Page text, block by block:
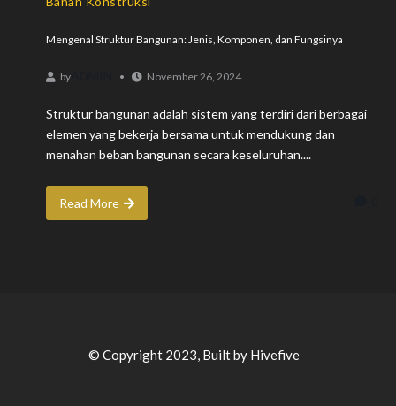
Mengenal Struktur Bangunan: Jenis, Komponen, dan Fungsinya
by November 26, 2024
Struktur bangunan adalah sistem yang terdiri dari berbagai
elemen yang bekerja bersama untuk mendukung dan
menahan beban bangunan secara keseluruhan....
Read More
© Copyright 2023, Built by Hivefive